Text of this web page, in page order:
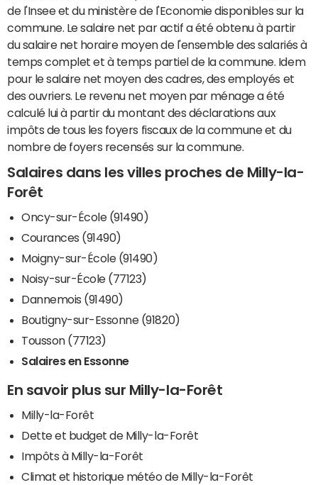
de l'Insee et du ministère de l'Economie disponibles sur la
commune. Le salaire net par actif a été obtenu à partir
du salaire net horaire moyen de l'ensemble des salariés à
temps complet et à temps partiel de la commune. Idem
pour le salaire net moyen des cadres, des employés et
des ouvriers. Le revenu net moyen par ménage a été
calculé lui à partir du montant des déclarations aux
impôts de tous les foyers fiscaux de la commune et du
nombre de foyers recensés sur la commune.
Salaires dans les villes proches de Milly-la-
Forêt
Oncy-sur-École (91490)
Courances (91490)
Moigny-sur-École (91490)
Noisy-sur-École (77123)
Dannemois (91490)
Boutigny-sur-Essonne (91820)
Tousson (77123)
Salaires en Essonne
En savoir plus sur Milly-la-Forêt
Milly-la-Forêt
Dette et budget de Milly-la-Forêt
Impôts à Milly-la-Forêt
Climat et historique météo de Milly-la-Forêt